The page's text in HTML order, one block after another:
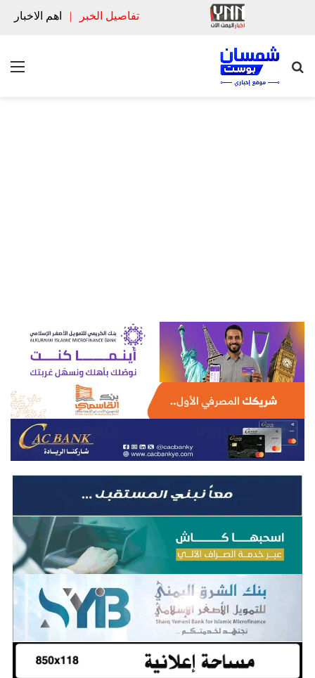
تفاصيل الخبر | اهم الاخبار